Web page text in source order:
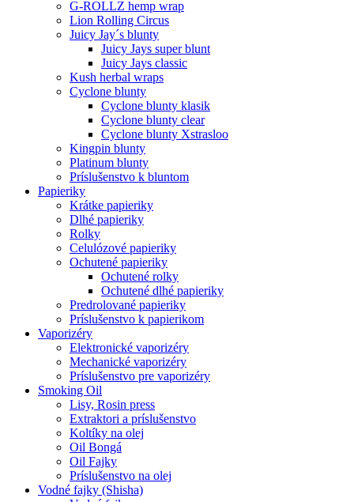
G-ROLLZ hemp wrap
Lion Rolling Circus
Juicy Jay´s blunty
Juicy Jays super blunt
Juicy Jays classic
Kush herbal wraps
Cyclone blunty
Cyclone blunty klasik
Cyclone blunty clear
Cyclone blunty Xstrasloo
Kingpin blunty
Platinum blunty
Príslušenstvo k bluntom
Papieriky
Krátke papieriky
Dlhé papieriky
Rolky
Celulózové papieriky
Ochutené papieriky
Ochutené rolky
Ochutené dlhé papieriky
Predrolované papieriky
Príslušenstvo k papierikom
Vaporizéry
Elektronické vaporizéry
Mechanické vaporizéry
Príslušenstvo pre vaporizéry
Smoking Oil
Lisy, Rosin press
Extraktori a príslušenstvo
Koltíky na olej
Oil Bongá
Oil Fajky
Príslušenstvo na olej
Vodné fajky (Shisha)